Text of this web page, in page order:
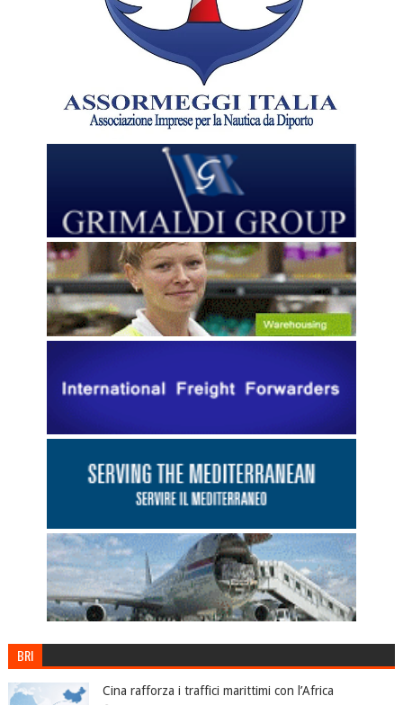
BRI
Cina rafforza i traffici marittimi con l’Africa